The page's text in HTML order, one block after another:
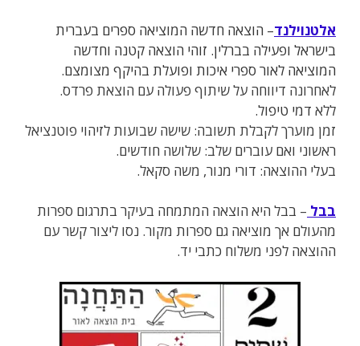
אלטנוילנד– הוצאה חדשה המוציאה ספרים בעברית
בישראל ופעילה בברלין. זוהי הוצאה קטנה וחדשה
המוציאה לאור ספרי איכות ופועלת בהיקף מצומצם.
לאחרונה דיווחה על שיתוף פעולה עם הוצאת פרדס.
דמי טיפול.
זמן מוערך לקבלת תשובה: שישה שבועות לזיהוי פוטנציאל
ראשוני ואם עוברים שלב: שלושה חודשים.
בעלי ההוצאה: דורי מנור, משה סקאל.
בבל– בבל היא הוצאה המתמחה בעיקר בתרגום ספרות
מהעולם אך מוציאה גם ספרות מקור. נסו ליצור קשר עם
ההוצאה לפני משלוח כתבי יד.